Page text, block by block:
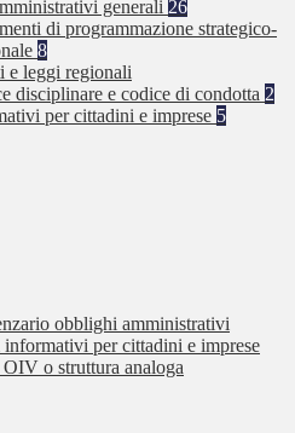
generali 26
di programmazione strategico-
8
e leggi regionali
disciplinare e codice di condotta 2
per cittadini e imprese 5
obblighi amministrativi
informativi per cittadini e imprese
o struttura analoga